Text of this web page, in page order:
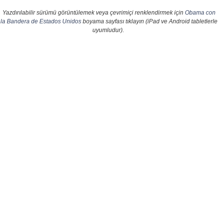
Yazdırılabilir sürümü görüntülemek veya çevrimiçi renklendirmek için Obama con
la Bandera de Estados Unidos boyama sayfası tıklayın (iPad ve Android tabletlerle
uyumludur).